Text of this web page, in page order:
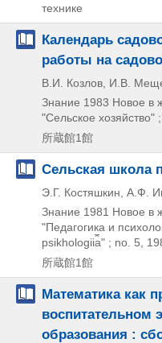
технике
Календарь
работы на
В.И. Козлов, И.В.
Знание 1983 Новое в
"Сельское хозяйство"
所蔵館1館
Сельская школа
Э.Г. Костяшкин, А.Ф.
Знание 1981 Новое в
"Педагогика и
psikhologii︠a︡" ; no. 5,
所蔵館1館
Математика как
воспитательном
образования :